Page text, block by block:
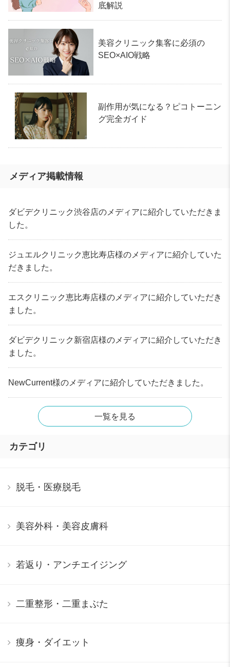
底解説
美容クリニック集客に必須の
SEO×AIO戦略
副作用が気になる？ピコトーニン
グ完全ガイド
メディア掲載情報
ダビデクリニック渋谷店のメディアに紹介していただきま
した。
ジュエルクリニック恵比寿店様のメディアに紹介していた
だきました。
エスクリニック恵比寿店様のメディアに紹介していただき
ました。
ダビデクリニック新宿店様のメディアに紹介していただき
ました。
NewCurrent様のメディアに紹介していただきました。
一覧を見る
カテゴリ
脱毛・医療脱毛
美容外科・美容皮膚科
若返り・アンチエイジング
二重整形・二重まぶた
痩身・ダイエット